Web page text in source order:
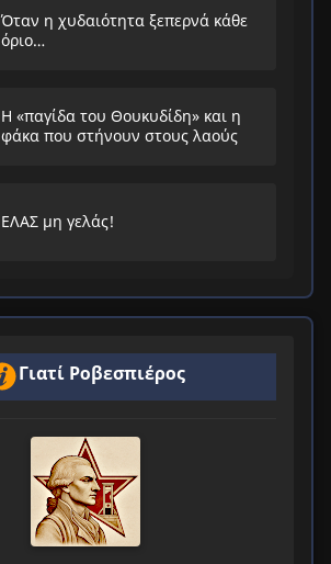
Όταν η χυδαιότητα ξεπερνά κάθε
όριο…
Η «παγίδα του Θουκυδίδη» και η
φάκα που στήνουν στους λαούς
ΕΛΑΣ μη γελάς!
Γιατί Ροβεσπιέρος